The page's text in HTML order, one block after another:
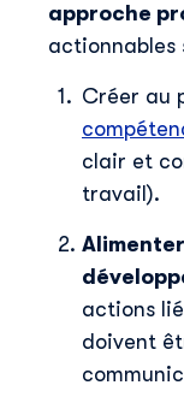
Nom*
E-mail
Téléphone*
Skillup utilise
contenu
approche
actionnables
Créer au
clair et
travail).
actions
doivent